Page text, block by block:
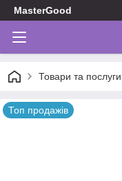
MasterGood
Товари та послуги
Топ продажів